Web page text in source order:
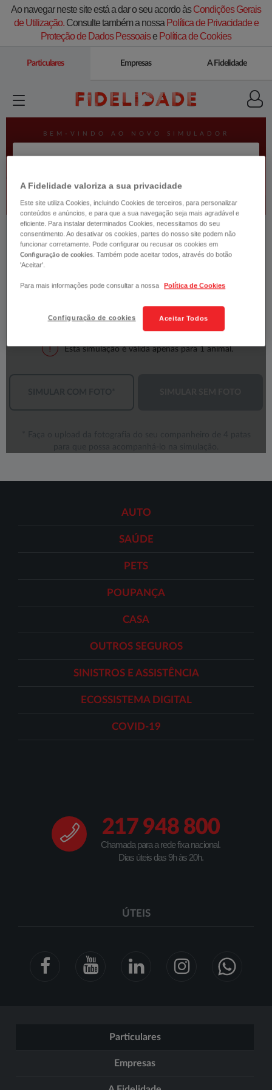
Ao navegar neste site está a dar o seu acordo àsCondições Gerais
de Utilização.Consulte também a nossa Política de Privacidade e
Proteção de Dados Pessoaise Política de Cookies
Particulares Empresas A Fidelidade
AUTO
SAÚDE
PETS
POUPANÇA
CASA
OUTROS SEGUROS
SINISTROS E ASSISTÊNCIA
ECOSSISTEMA DIGITAL
COVID-19
217 948 800
Chamada para a rede fixa nacional.
Dias úteis das 9h às 20h.
ÚTEIS
Particulares
Empresas
A Fidelidade valoriza a sua privacidade
Este site utiliza Cookies, incluindo Cookies de terceiros, para personalizar
conteúdos e anúncios, e para que a sua navegação seja mais agradável e
eficiente. Para instalar determinados Cookies, necessitamos do seu
consentimento. Ao desativar os cookies, partes do nosso site podem não
funcionar corretamente. Pode configurar ou recusar os cookies em
Configuração de cookies. Também pode aceitar todos, através do botão
'Aceitar'.
Para mais informações pode consultar a nossa Política de Cookies
Aceitar Todos
Configuração de cookies